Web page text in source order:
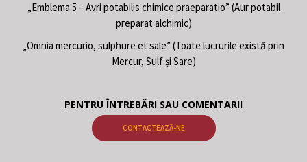
„Emblema 5 – Avri potabilis chimice praeparatio” (Aur potabil
preparat alchimic)
„Omnia mercurio, sulphure et sale” (Toate lucrurile există prin
Mercur, Sulf și Sare)
PENTRU ÎNTREBĂRI SAU COMENTARII
CONTACTEAZĂ-NE